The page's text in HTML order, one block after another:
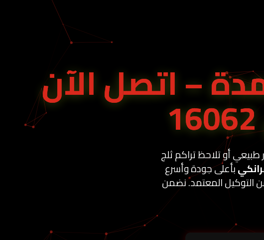
– اتصل الآن
أو تلاحظ تراكم ثلج
بأعلى جودة وأسرع
التوكيل المعتمد. نضمن